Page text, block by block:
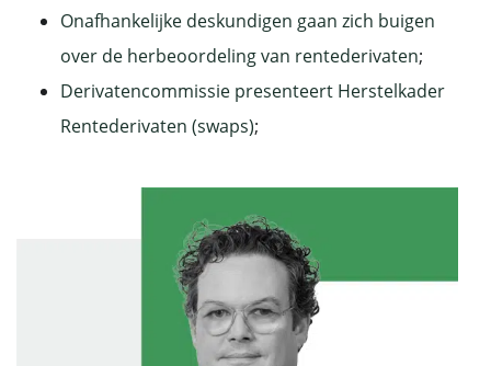
Onafhankelijke deskundigen gaan zich buigen
over de herbeoordeling van rentederivaten;
Derivatencommissie presenteert Herstelkader
Rentederivaten (swaps);